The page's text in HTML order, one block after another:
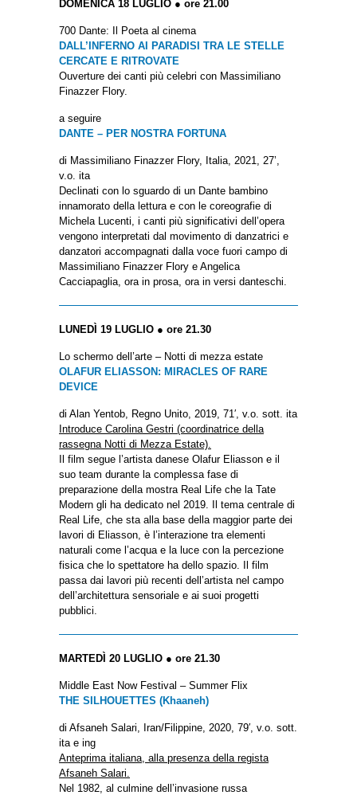
DOMENICA 18 LUGLIO ● ore 21.00
700 Dante: Il Poeta al cinema
DALL’INFERNO AI PARADISI TRA LE STELLE
CERCATE E RITROVATE
Ouverture dei canti più celebri con Massimiliano
Finazzer Flory.
a seguire
DANTE – PER NOSTRA FORTUNA
di Massimiliano Finazzer Flory, Italia, 2021, 27’,
v.o. ita
Declinati con lo sguardo di un Dante bambino
innamorato della lettura e con le coreografie di
Michela Lucenti, i canti più significativi dell’opera
vengono interpretati dal movimento di danzatrici e
danzatori accompagnati dalla voce fuori campo di
Massimiliano Finazzer Flory e Angelica
Cacciapaglia, ora in prosa, ora in versi danteschi.
LUNEDÌ 19 LUGLIO ● ore 21.30
Lo schermo dell’arte – Notti di mezza estate
OLAFUR ELIASSON: MIRACLES OF RARE
DEVICE
di Alan Yentob, Regno Unito, 2019, 71′, v.o. sott. ita
Introduce Carolina Gestri (coordinatrice della
rassegna Notti di Mezza Estate).
Il film segue l’artista danese Olafur Eliasson e il
suo team durante la complessa fase di
preparazione della mostra Real Life che la Tate
Modern gli ha dedicato nel 2019. Il tema centrale di
Real Life, che sta alla base della maggior parte dei
lavori di Eliasson, è l’interazione tra elementi
naturali come l’acqua e la luce con la percezione
fisica che lo spettatore ha dello spazio. Il film
passa dai lavori più recenti dell’artista nel campo
dell’architettura sensoriale e ai suoi progetti
pubblici.
MARTEDÌ 20 LUGLIO ● ore 21.30
Middle East Now Festival – Summer Flix
THE SILHOUETTES (Khaaneh)
di Afsaneh Salari, Iran/Filippine, 2020, 79′, v.o. sott.
ita e ing
Anteprima italiana, alla presenza della regista
Afsaneh Salari.
Nel 1982, al culmine dell’invasione russa